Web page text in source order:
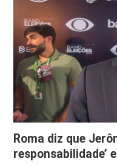
Roma diz que
responsabilidade’